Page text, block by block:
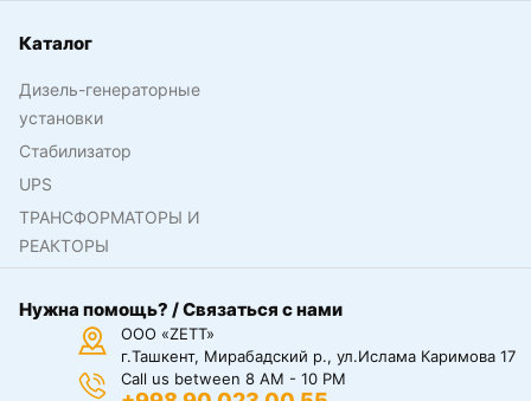
Каталог
Дизель-генераторные
установки
Стабилизатор
UPS
ТРАНСФОРМАТОРЫ И
РЕАКТОРЫ
Нужна помощь? / Связаться с нами
ООО «ZETT»
г.Ташкент, Мирабадский р., ул.Ислама Каримова 17
Call us between 8 AM - 10 PM